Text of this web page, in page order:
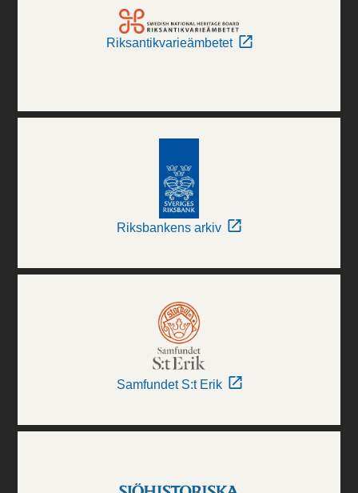
Riksantikvarieämbetet
Riksbankens arkiv
Samfundet S:t Erik